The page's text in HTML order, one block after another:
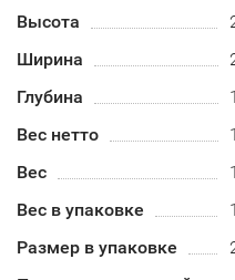
Высота
Ширина
Глубина
Вес нетто
Вес
Вес в упаковке
Размер в упаковке